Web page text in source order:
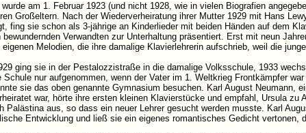
am 1. Februar 1923 (und nicht 1928, wie in vielen Biografien
Großeltern. Nach der Wiederverheiratung ihrer Mutter 1929 mit Hans
fing sie schon als 3-jährige an Kinderlieder mit beiden Händen auf dem
bewundernden Verwandten zur Unterhaltung präsentiert. Erst mit neun
Melodien, die ihre damalige Klavierlehrerin aufschrieb, weil die
ging sie in der Pestalozzistraße in die damalige Volksschule, 1933
Schule nur aufgenommen, wenn der Vater im 1. Weltkrieg Frontkämpfer
sie das oben genannte Gymnasium besuchen. Karl August Neumann,
war, hörte ihre ersten kleinen Klavierstücke und empfahl, Ursula
Palästina aus, so dass ein neuer Lehrer gesucht werden musste. Karl
Entwicklung und ließ sie ein eigenes romantisches Gedicht